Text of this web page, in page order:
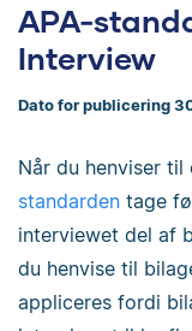
APA-
Interview
Dato for publicering
Når du henviser
standarden tage
interviewet del af
du henvise til
appliceres fordi